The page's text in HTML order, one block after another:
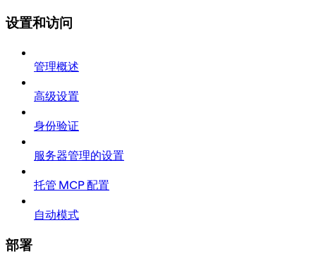
设置和访问
管理概述
高级设置
身份验证
服务器管理的设置
托管 MCP 配置
自动模式
部署